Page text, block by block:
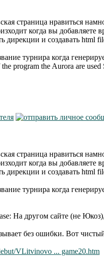
страница нравиться
когда вы
дирекции и создавать
турнира когда
program the Aurora are
страница нравиться
когда вы
дирекции и создавать
турнира когда
На другом сайте (не
без ошибки. Вот
VLitvinovo ... game20.htm